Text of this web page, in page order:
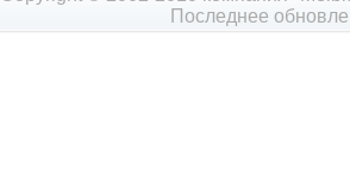
Последнее